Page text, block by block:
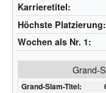
Karrieretitel:
Höchste Platzierung:
Wochen als Nr. 1:
Grand-
Grand-Slam-Titel: